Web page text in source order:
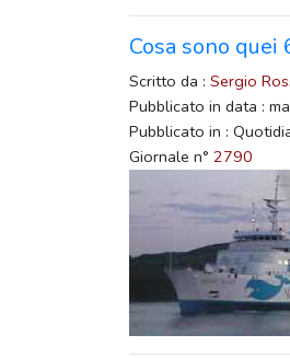
Cosa sono
Scritto da : Sergio
Pubblicato in data :
Pubblicato in :
Giornale n° 2790